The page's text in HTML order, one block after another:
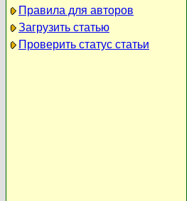
Правила для авторов
Загрузить статью
Проверить статус статьи